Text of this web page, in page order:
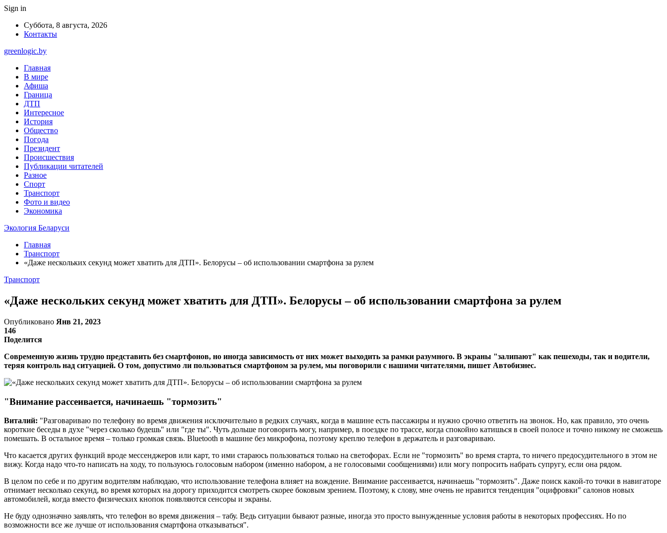
Sign in
Суббота, 8 августа, 2026
Контакты
greenlogic.by
Главная
В мире
Афиша
Граница
ДТП
Интересное
История
Общество
Погода
Президент
Происшествия
Публикации читателей
Разное
Спорт
Транспорт
Фото и видео
Экономика
Экология Беларуси
Главная
Транспорт
«Даже нескольких секунд может хватить для ДТП». Белорусы – об использовании смартфона за рулем
Транспорт
«Даже нескольких секунд может хватить для ДТП». Белорусы – об использовании смартфона за рулем
Опубликовано Янв 21, 2023
146
Поделится
Современную жизнь трудно представить без смартфонов, но иногда зависимость от них может выходить за рамки разумного. В экраны "залипают" как пешеходы, так и водители,
теряя контроль над ситуацией. О том, допустимо ли пользоваться смартфоном за рулем, мы поговорили с нашими читателями, пишет Автобизнес.
"Внимание рассеивается, начинаешь "тормозить"
Виталий: "Разговариваю по телефону во время движения исключительно в редких случаях, когда в машине есть пассажиры и нужно срочно ответить на звонок. Но, как правило, это очень
короткие беседы в духе "через сколько будешь" или "где ты". Чуть дольше поговорить могу, например, в поездке по трассе, когда спокойно катишься в своей полосе и точно никому не сможешь
помешать. В остальное время – только громкая связь. Bluetooth в машине без микрофона, поэтому креплю телефон в держатель и разговариваю.
Что касается других функций вроде мессенджеров или карт, то ими стараюсь пользоваться только на светофорах. Если не "тормозить" во время старта, то ничего предосудительного в этом не
вижу. Когда надо что-то написать на ходу, то пользуюсь голосовым набором (именно набором, а не голосовыми сообщениями) или могу попросить набрать супругу, если она рядом.
В целом по себе и по другим водителям наблюдаю, что использование телефона влияет на вождение. Внимание рассеивается, начинаешь "тормозить". Даже поиск какой-то точки в навигаторе
отнимает несколько секунд, во время которых на дорогу приходится смотреть скорее боковым зрением. Поэтому, к слову, мне очень не нравится тенденция "оцифровки" салонов новых
автомобилей, когда вместо физических кнопок появляются сенсоры и экраны.
Не буду однозначно заявлять, что телефон во время движения – табу. Ведь ситуации бывают разные, иногда это просто вынужденные условия работы в некоторых профессиях. Но по
возможности все же лучше от использования смартфона отказываться".